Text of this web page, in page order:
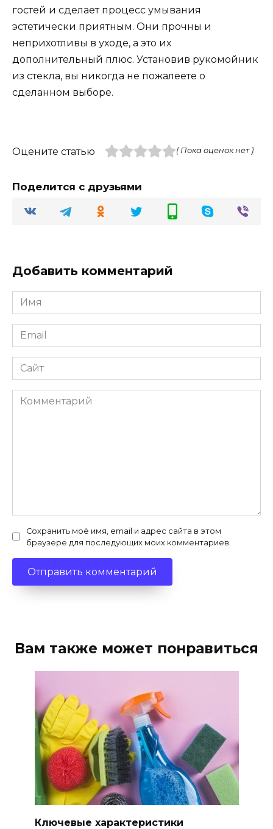
гостей и сделает процесс умывания
эстетически приятным. Они прочны и
неприхотливы в уходе, а это их
дополнительный плюс. Установив рукомойник
из стекла, вы никогда не пожалеете о
сделанном выборе.
Оцените статью ( Пока оценок нет )
Поделится с друзьями
Добавить комментарий
Имя
Email
Сайт
Комментарий
Сохранить моё имя, email и адрес сайта в этом
браузере для последующих моих комментариев.
Вам также может понравиться
Ключевые характеристики